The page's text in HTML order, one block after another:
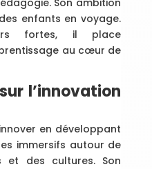
Son ambition
enfants en voyage.
fortes, il place
au cœur de
l’innovation
en développant
immersifs autour de
et des cultures. Son